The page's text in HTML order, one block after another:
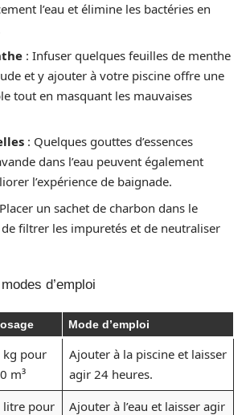
l’eau et élimine les bactéries en
: Infuser quelques feuilles de menthe
et y ajouter à votre piscine offre une
tout en masquant les mauvaises
: Quelques gouttes d’essences
dans l’eau peuvent également
l’expérience de baignade.
un sachet de charbon dans le
filtrer les impuretés et de neutraliser
d’emploi
Mode d’emploi
kg pour
m³
Ajouter à la piscine et laisser
agir 24 heures.
litre pour
Ajouter à l’eau et laisser agir